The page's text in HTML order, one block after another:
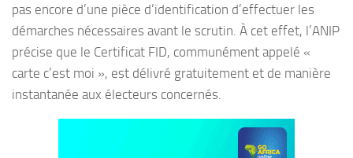
pas encore d’une pièce d’identification d’effectuer les
démarches nécessaires avant le scrutin. À cet effet, l’ANIP
précise que le Certificat FID, communément appelé «
carte c’est moi », est délivré gratuitement et de manière
instantanée aux électeurs concernés.